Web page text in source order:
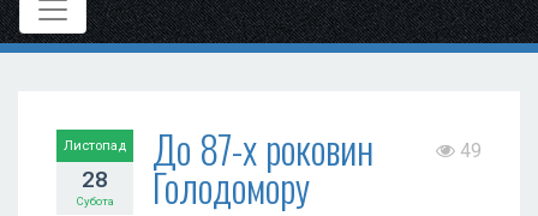
Листопад
28
Субота
До 87-х роковин
Голодомору
49